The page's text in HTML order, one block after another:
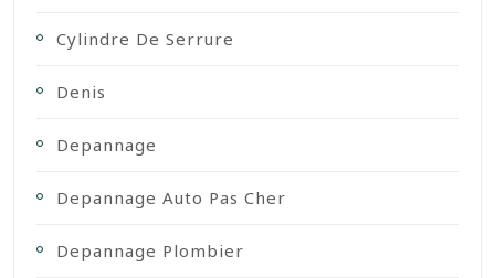
Cylindre De Serrure
Denis
Depannage
Depannage Auto Pas Cher
Depannage Plombier